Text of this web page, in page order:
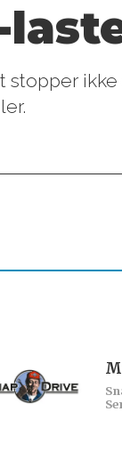
stopper